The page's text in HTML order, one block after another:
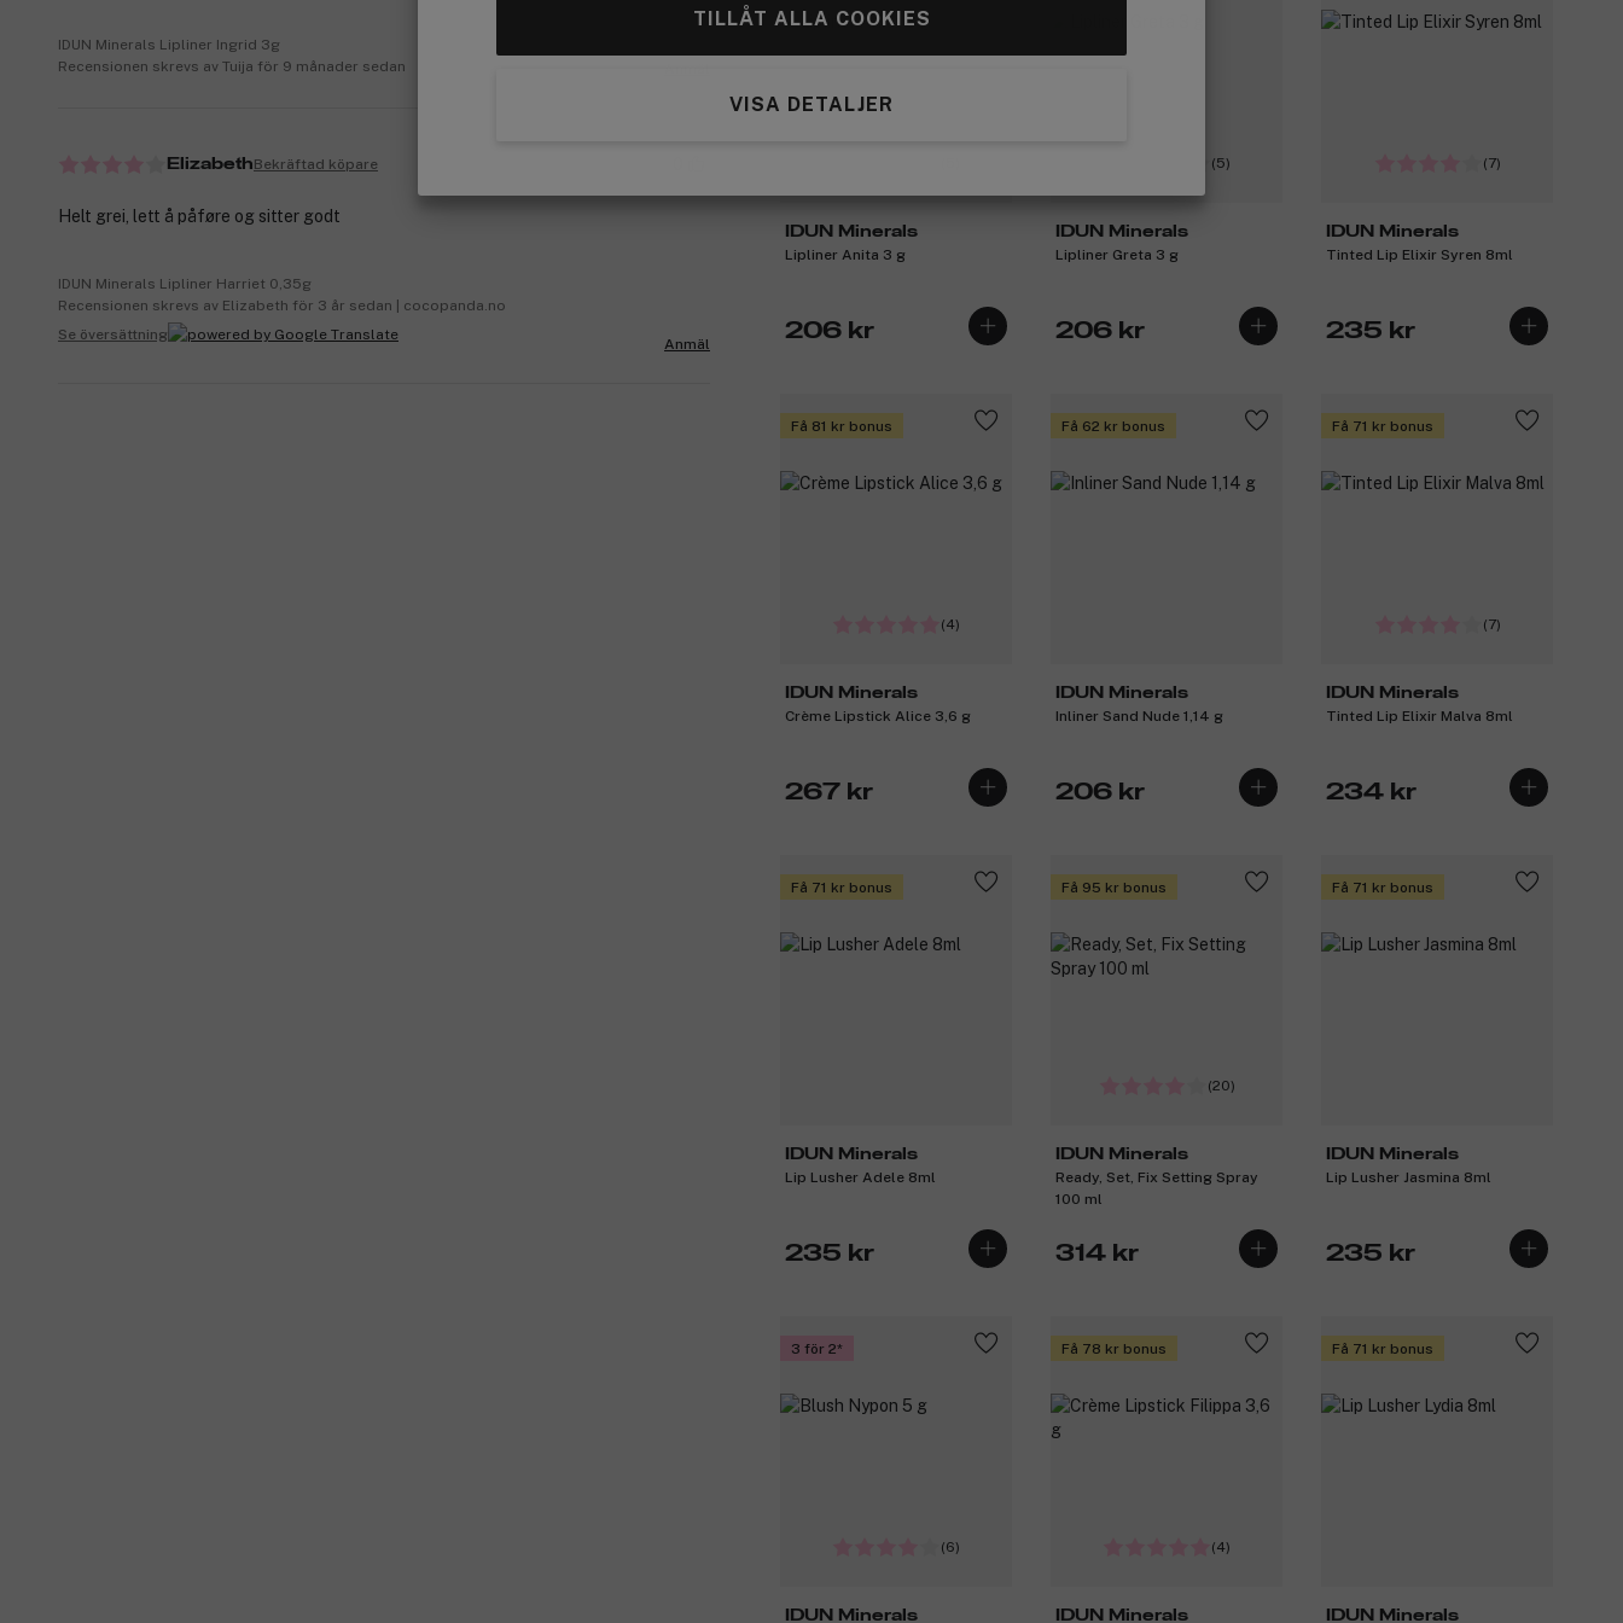
TILLÅT ALLA COOKIES
VISA DETALJER
IDUN Minerals
Lipliner Anita 3 g
206 kr
(5)
IDUN Minerals
Lipliner Greta 3 g
206 kr
(7)
IDUN Minerals
Tinted Lip Elixir Syren 8ml
235 kr
Få 81 kr bonus
(4)
IDUN Minerals
Crème Lipstick Alice 3,6 g
267 kr
Få 62 kr bonus
IDUN Minerals
Inliner Sand Nude 1,14 g
206 kr
Få 71 kr bonus
(7)
IDUN Minerals
Tinted Lip Elixir Malva 8ml
234 kr
Få 71 kr bonus
IDUN Minerals
Lip Lusher Adele 8ml
235 kr
Få 95 kr bonus
(20)
IDUN Minerals
Ready, Set, Fix Setting Spray
100 ml
314 kr
Få 71 kr bonus
IDUN Minerals
Lip Lusher Jasmina 8ml
235 kr
3 för 2
(6)
IDUN Minerals
Få 78 kr bonus
(4)
IDUN Minerals
Få 71 kr bonus
IDUN Minerals
IDUN Minerals Lipliner Ingrid 3g
Recensionen skrevs av Tuija för 9 månader sedan
ElizabethBekräftad köpare
Helt grei, lett å påføre og sitter godt
IDUN Minerals Lipliner Harriet 0,35g
Recensionen skrevs av Elizabeth för 3 år sedan | cocopanda.no
Se översättning
Anmäl